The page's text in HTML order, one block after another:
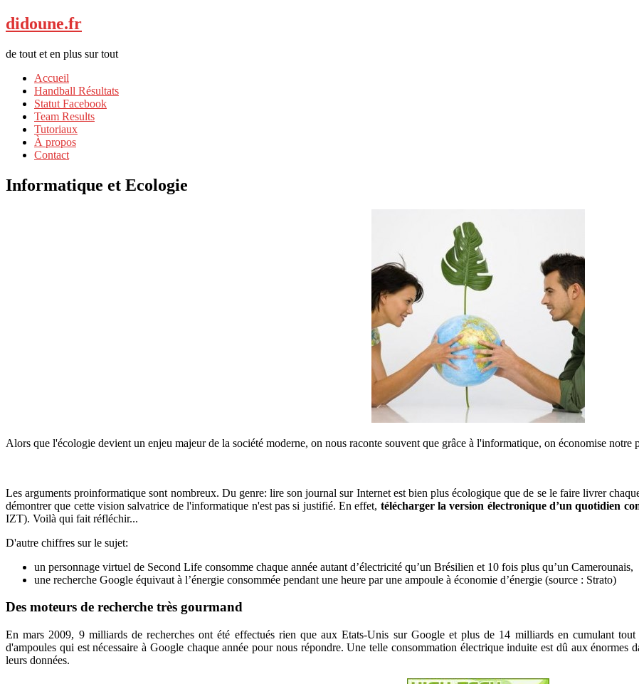
didoune.fr
de tout et en plus sur tout
Accueil
Handball Résultats
Statut Facebook
Team Results
Tutoriaux
À propos
Contact
Informatique et Ecologie
Alors que l'écologie devient un enjeu majeur de la société moderne, on nous raconte souvent que grâce à l'informatique, on économise notre
Les arguments proinformatique sont nombreux. Du genre: lire son journal sur Internet est bien plus écologique que de se le faire livrer
démontrer que cette vision salvatrice de l'informatique n'est pas si justifié. En effet, télécharger la version électronique d’un quotidien
IZT). Voilà qui fait réfléchir...
D'autre chiffres sur le sujet:
un personnage virtuel de Second Life consomme chaque année autant d’électricité qu’un Brésilien et 10 fois plus qu’un Camerounais,
une recherche Google équivaut à l’énergie consommée pendant une heure par une ampoule à économie d’énergie (source : Strato)
Des moteurs de recherche très gourmand
En mars 2009, 9 milliards de recherches ont été effectués rien que aux Etats-Unis sur Google et plus de 14 milliards en cumulant
d'ampoules qui est nécessaire à Google chaque année pour nous répondre. Une telle consommation électrique induite est dû aux énormes
leurs données.